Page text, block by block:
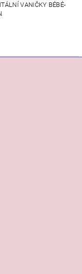
VANIČKY BÉBÉ-